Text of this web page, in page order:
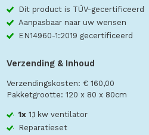
Dit product is TÜV-gecertificeerd
Aanpasbaar naar uw wensen
EN14960-1:2019 gecertificeerd
Verzending & Inhoud
Verzendingskosten: € 160,00
Pakketgrootte: 120 x 80 x 80cm
1x1,1 kw ventilator
Reparatieset